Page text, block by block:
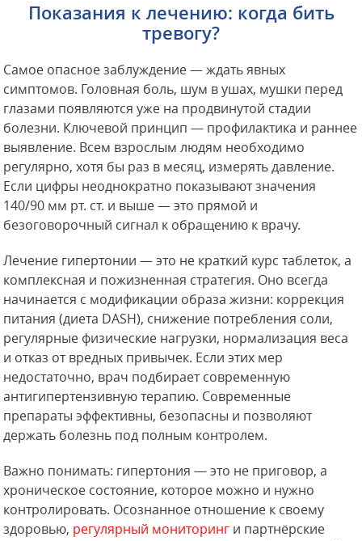
Показания к лечению: когда бить
тревогу?
Самое опасное заблуждение — ждать явных
симптомов. Головная боль, шум в ушах, мушки перед
глазами появляются уже на продвинутой стадии
болезни. Ключевой принцип — профилактика и раннее
выявление. Всем взрослым людям необходимо
регулярно, хотя бы раз в месяц, измерять давление.
Если цифры неоднократно показывают значения
140/90 мм рт. ст. и выше — это прямой и
безоговорочный сигнал к обращению к врачу.
Лечение гипертонии — это не краткий курс таблеток, а
комплексная и пожизненная стратегия. Оно всегда
начинается с модификации образа жизни: коррекция
питания (диета DASH), снижение потребления соли,
регулярные физические нагрузки, нормализация веса
и отказ от вредных привычек. Если этих мер
недостаточно, врач подбирает современную
антигипертензивную терапию. Современные
препараты эффективны, безопасны и позволяют
держать болезнь под полным контролем.
Важно понимать: гипертония — это не приговор, а
хроническое состояние, которое можно и нужно
контролировать. Осознанное отношение к своему
здоровью, регулярный мониторинг и партнёрские